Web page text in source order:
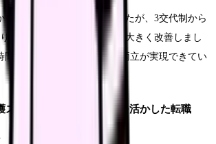
ら360万円にやや減少しましたが、3交代制から
、ワークライフバランスが大きく改善しまし
間程度と少なく、育児との両立が実現できてい
ステーションへの専門性を活かした転職